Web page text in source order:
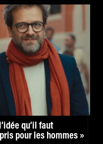
qu’il faut
pour les hommes »